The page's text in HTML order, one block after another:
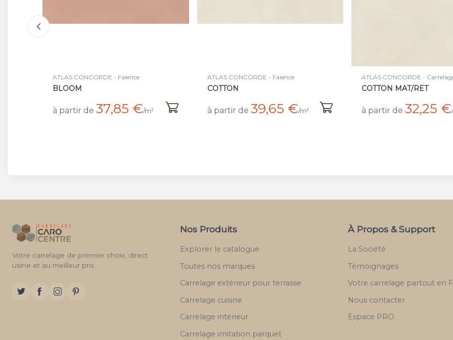
ATLAS CONCORDE - Faience
COTTON
à partir de 39,65 €/m²
ATLAS CONCORDE - Carrelage
COTTON MAT/RET
à partir de 32,25 €/m²
ATLAS CONCORDE - Faience
GRADIENT MAT/RET
à partir de 44,90
Votre carrelage de premier choix, direct
usine et au meilleur prix.
Nos Produits
Explorer le catalogue
Toutes nos marques
Carrelage extérieur pour terrasse
Carrelage cuisine
Carrelage intérieur
Carrelage imitation parquet
À Propos & Support
La Société
Témoignages
Votre carrelage partout en
Nous contacter
Espace PRO